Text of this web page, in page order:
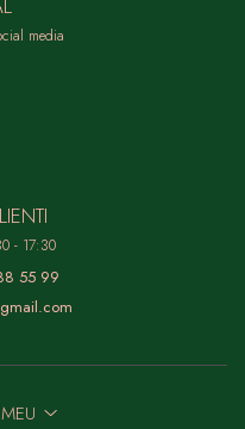
media
- 17:30
55 99